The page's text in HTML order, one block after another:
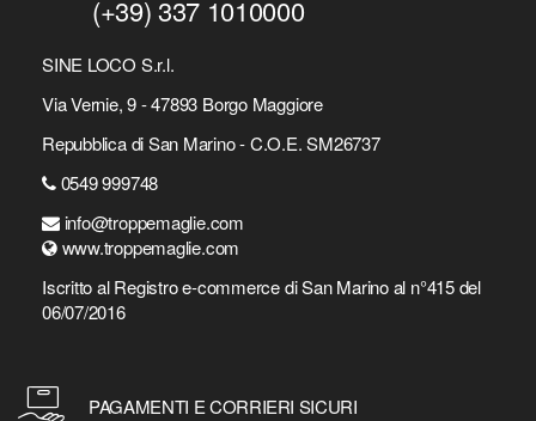
(+39) 337 1010000
SINE LOCO S.r.l.
Via Vernie, 9 - 47893 Borgo Maggiore
Repubblica di San Marino - C.O.E. SM26737
0549 999748
info@troppemaglie.com
www.troppemaglie.com
Iscritto al Registro e-commerce di San Marino al n°415 del
06/07/2016
PAGAMENTI E CORRIERI SICURI